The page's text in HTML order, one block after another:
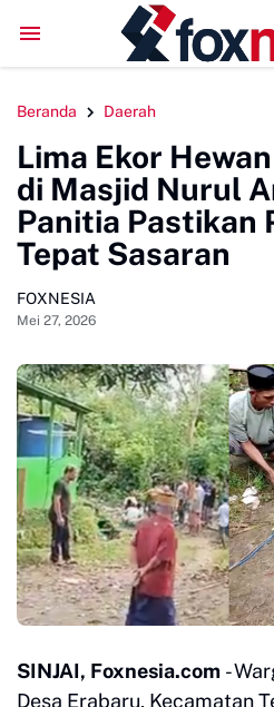
Perkuat Kolaborasi
Beranda Daerah
Lima Ekor
di Masjid Nurul
Panitia Pastikan
Tepat Sasaran
FOXNESIA
Mei 27, 2026
SINJAI, Foxnesia.com -
Desa Erabaru, Kecamatan